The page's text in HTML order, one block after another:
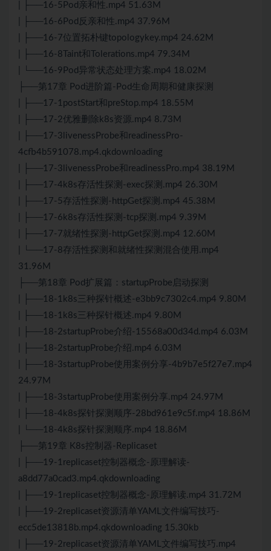
| ├──16-5Pod亲和性.mp4 51.63M
| ├──16-6Pod反亲和性.mp4 37.96M
| ├──16-7位置拓朴键topologykey.mp4 24.62M
| ├──16-8Taint和Tolerations.mp4 79.34M
| └──16-9Pod异常状态处理方案.mp4 18.02M
├──第17章 Pod进阶篇-Pod生命周期和健康探测
| ├──17-1postStart和preStop.mp4 18.55M
| ├──17-2优雅删除k8s资源.mp4 8.73M
| ├──17-3livenessProbe和readinessPro-
4cfb4b591078.mp4.qkdownloading
| ├──17-3livenessProbe和readinessPro.mp4 38.19M
| ├──17-4k8s存活性探测-exec探测.mp4 26.30M
| ├──17-5存活性探测-httpGet探测.mp4 45.38M
| ├──17-6k8s存活性探测-tcp探测.mp4 9.39M
| ├──17-7就绪性探测-httpGet探测.mp4 12.60M
| └──17-8存活性探测和就绪性探测混合使用.mp4
31.96M
├──第18章 Pod扩展篇：startupProbe启动探测
| ├──18-1k8s三种探针概述-e3bb9c7302c4.mp4 9.80M
| ├──18-1k8s三种探针概述.mp4 9.80M
| ├──18-2startupProbe介绍-15568a00d34d.mp4 6.03M
| ├──18-2startupProbe介绍.mp4 6.03M
| ├──18-3startupProbe使用案例分享-4b9b7e5f27e7.mp4
24.97M
| ├──18-3startupProbe使用案例分享.mp4 24.97M
| ├──18-4k8s探针探测顺序-28bd961e9c5f.mp4 18.86M
| └──18-4k8s探针探测顺序.mp4 18.86M
├──第19章 K8s控制器-Replicaset
| ├──19-1replicaset控制器概念-原理解读-
a8dd77a0cad3.mp4.qkdownloading
| ├──19-1replicaset控制器概念-原理解读.mp4 31.72M
| ├──19-2replicaset资源清单YAML文件编写技巧-
ecc5de13818b.mp4.qkdownloading 15.30kb
| ├──19-2replicaset资源清单YAML文件编写技巧.mp4